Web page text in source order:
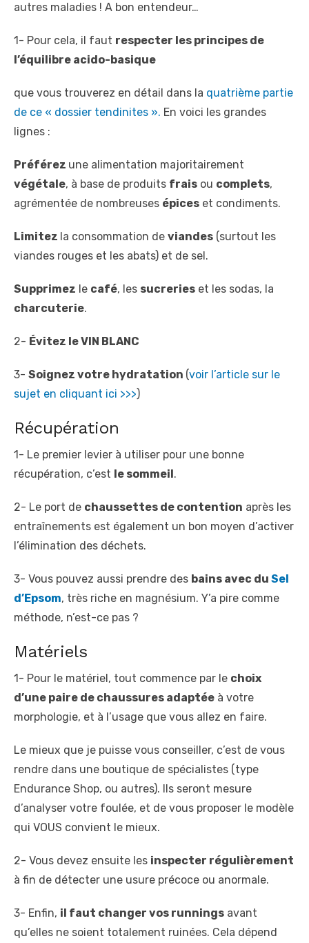
autres maladies ! A bon entendeur…
1- Pour cela, il faut respecter les principes de
l’équilibre acido-basique
que vous trouverez en détail dans la quatrième partie
de ce « dossier tendinites ». En voici les grandes
lignes :
Préférez une alimentation majoritairement
végétale, à base de produits frais ou complets,
agrémentée de nombreuses épices et condiments.
Limitez la consommation de viandes (surtout les
viandes rouges et les abats) et de sel.
Supprimez le café, les sucreries et les sodas, la
charcuterie.
2- Évitez le VIN BLANC
3- Soignez votre hydratation (voir l’article sur le
sujet en cliquant ici >>>)
Récupération
1- Le premier levier à utiliser pour une bonne
récupération, c’est le sommeil .
2- Le port de chaussettes de contention après les
entraînements est également un bon moyen d’activer
l’élimination des déchets.
3- Vous pouvez aussi prendre des bains avec du Sel
d’Epsom, très riche en magnésium. Y’a pire comme
méthode, n’est-ce pas ?
Matériels
1- Pour le matériel, tout commence par le choix
d’une paire de chaussures adaptée à votre
morphologie, et à l’usage que vous allez en faire.
Le mieux que je puisse vous conseiller, c’est de vous
rendre dans une boutique de spécialistes (type
Endurance Shop, ou autres). Ils seront mesure
d’analyser votre foulée, et de vous proposer le modèle
qui VOUS convient le mieux.
2- Vous devez ensuite les inspecter régulièrement
à fin de détecter une usure précoce ou anormale.
3- Enfin, il faut changer vos runnings avant
qu’elles ne soient totalement ruinées. Cela dépend